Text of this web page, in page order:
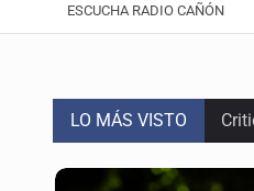
ESCUCHA RADIO CAÑÓN
LO MÁS VISTO